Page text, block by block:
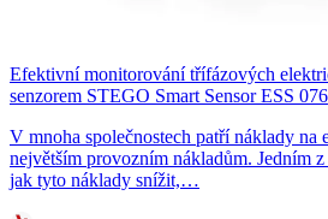
Efektivní monitorování třífázových
senzorem STEGO Smart Sensor ESS 076
V mnoha společnostech patří náklady na
největším provozním nákladům. Jedním
jak tyto náklady snížit,…